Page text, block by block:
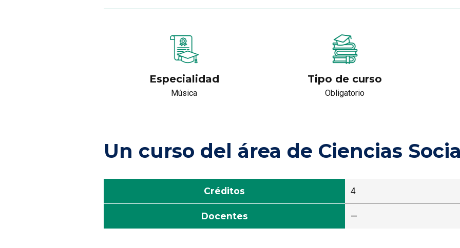
Especialidad
Música
Tipo de curso
Obligatorio
Un curso del área de Ciencias
Créditos 4
Docentes —